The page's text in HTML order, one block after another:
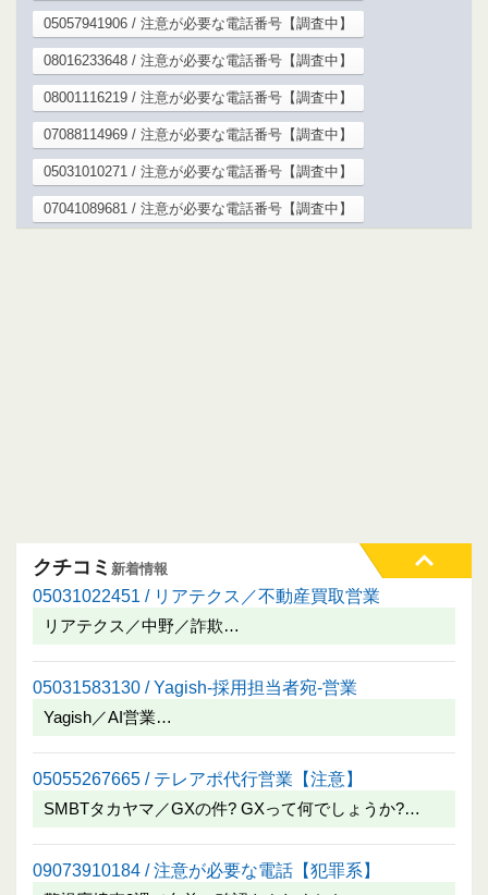
05057941906 / 注意が必要な電話番号【調査中】
08016233648 / 注意が必要な電話番号【調査中】
08001116219 / 注意が必要な電話番号【調査中】
07088114969 / 注意が必要な電話番号【調査中】
05031010271 / 注意が必要な電話番号【調査中】
07041089681 / 注意が必要な電話番号【調査中】
クチコミ 新着情報
05031022451 / リアテクス／不動産買取営業
リアテクス／中野／詐欺…
05031583130 / Yagish-採用担当者宛-営業
Yagish／AI営業…
05055267665 / テレアポ代行営業【注意】
SMBTタカヤマ／GXの件? GXって何でしょうか?…
09073910184 / 注意が必要な電話【犯罪系】